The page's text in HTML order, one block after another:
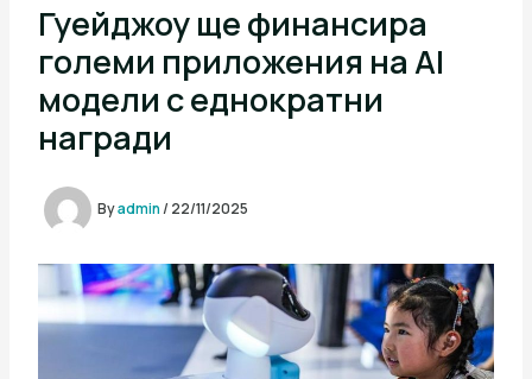
Гуейджоу ще финансира
големи приложения на AI
модели с еднократни
награди
Byadmin/ 22/11/2025